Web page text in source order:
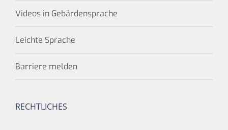
Videos in Gebärdensprache
Leichte Sprache
Barriere melden
RECHTLICHES